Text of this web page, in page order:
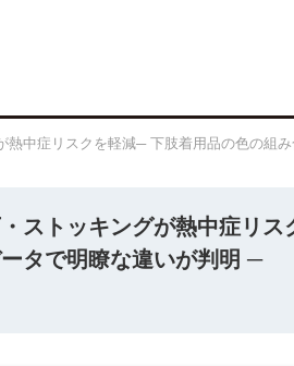
熱中症リスクを軽減─ 下肢着用品の色の組
ストッキングが熱中症リス
タで明瞭な違いが判明 ─